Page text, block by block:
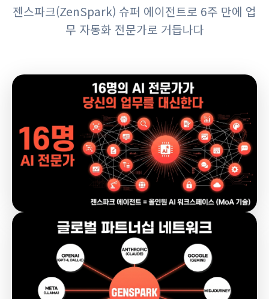
젠스파크(ZenSpark) 슈퍼 에이전트로 6주 만에 업
무 자동화 전문가로 거듭나다